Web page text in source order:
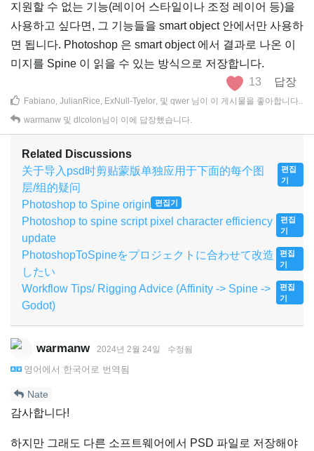
지원할 수 없는 기능(레이어 스타일이나 조정 레이어 등)을
사용하고 싶다면, 그 기능들을 smart object 안에서만 사용하
면 됩니다. Photoshop 은 smart object 에서 결과로 나온 이
미지를 Spine 이 읽을 수 있는 방식으로 저장합니다.
13
답장
Fabiano, JulianRice, ExNull-Tyelor, 및 qwer 님이 이 게시물을 좋아합니다..
warmanw 및 dlcolon님이 이에 답장했습니다.
Related Discussions
关于导入psd时剪贴蒙版单独应用于下面的每个图
层/组的疑问
편집
기
Photoshop to Spine origin 편집기
Photoshop to spine script pixel character efficiency
update
편집
기
PhotoshopToSpineをプロジェクトに合わせて改造
したい
편집
기
Workflow Tips/ Rigging Advice (Affinity -> Spine ->
Godot)
편집
기
warmanw 2024년 2월 24일 수정됨
영어 에서 한국어 로 번역됨
Nate
감사합니다!
하지만 그래도 다른 소프트웨어에서 PSD 파일로 저장해야